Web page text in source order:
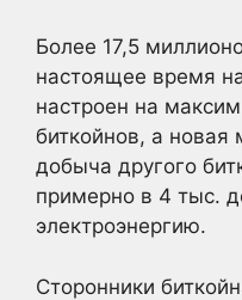
Более 17,5
настоящее время
настроен на
биткойнов, а новая
добыча другого
примерно в 4 тыс.
электроэнергию.
Сторонники